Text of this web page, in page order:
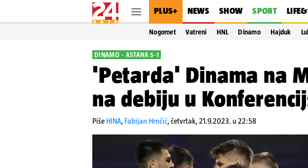
PLUS+ NEWS SHOW SPORT
Nogomet Vatreni HNL Dinamo Hajduk
DINAMO - ASTANA 5-1
'Petarda' Dinama na
na debiju u
Piše HINA, Fabijan Hrnčić,četvrtak, 21.9.2023. u 22:58